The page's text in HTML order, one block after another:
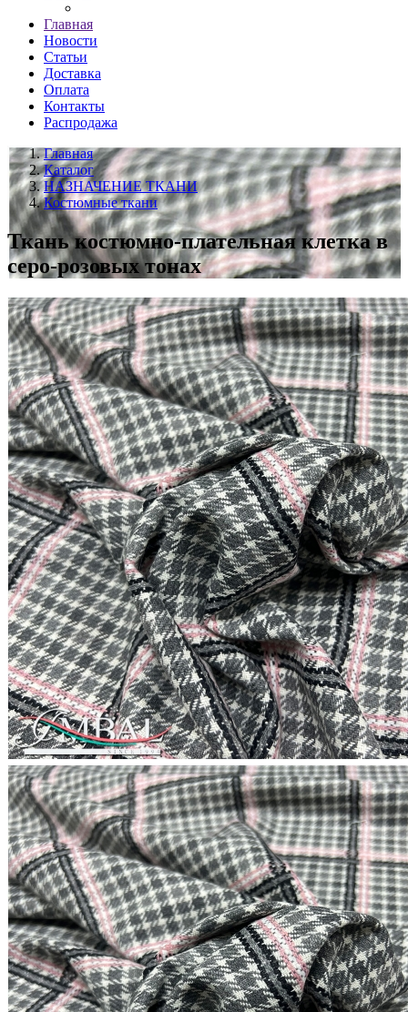
Главная
Новости
Статьи
Доставка
Оплата
Контакты
Распродажа
Главная
Каталог
НАЗНАЧЕНИЕ ТКАНИ
Костюмные ткани
Ткань костюмно-плательная клетка в
серо-розовых тонах